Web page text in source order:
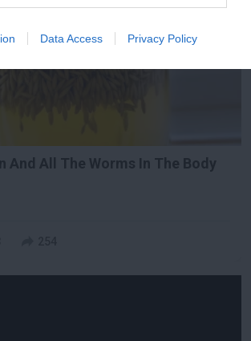
Data Access Privacy Policy
And All The Worms In The Body